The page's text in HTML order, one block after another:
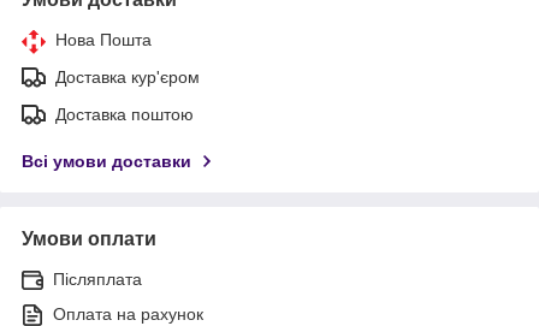
Нова Пошта
Доставка кур'єром
Доставка поштою
Всі умови доставки
Умови оплати
Післяплата
Оплата на рахунок